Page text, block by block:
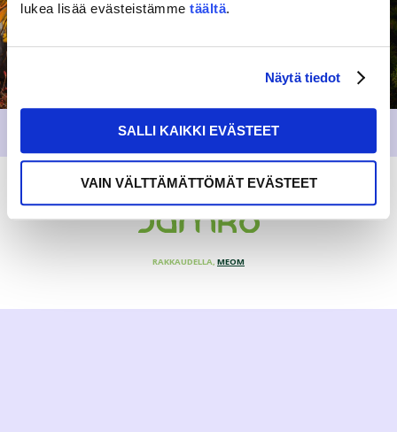
lukea lisää evästeistämme täältä.
Näytä tiedot
SALLI KAIKKI EVÄSTEET
VAIN VÄLTTÄMÄTTÖMÄT EVÄSTEET
RAKKAUDELLA, MEOM